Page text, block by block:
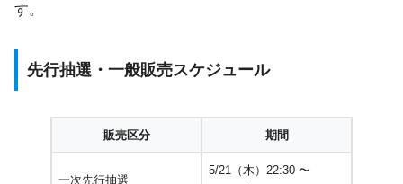
す。
先行抽選・一般販売スケジュール
販売区分 期間
一次先行抽選
5/21（木）22:30 〜